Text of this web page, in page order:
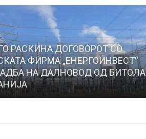
РАСКИНА ДОГОВОРОТ СО
ФИРМА „ЕНЕРГОИНВЕСТ“
НА ДАЛНОВОД ОД БИТОЛА